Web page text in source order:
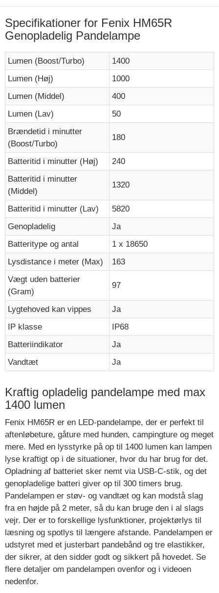
Specifikationer for Fenix HM65R
Genopladelig Pandelampe
Lumen (Boost/Turbo)
1400
Lumen (Høj)
1000
Lumen (Middel)
400
Lumen (Lav)
50
Brændetid i minutter
(Boost/Turbo)
180
Batteritid i minutter (Høj)
240
Batteritid i minutter
(Middel)
1320
Batteritid i minutter (Lav)
5820
Genopladelig
Ja
Batteritype og antal
1 x 18650
Lysdistance i meter (Max)
163
Vægt uden batterier
(Gram)
97
Lygtehoved kan vippes
Ja
IP klasse
IP68
Batteriindikator
Ja
Vandtæt
Ja
Kraftig opladelig pandelampe med max
1400 lumen
Fenix HM65R er en LED-pandelampe, der er perfekt til
aftenløbeture, gåture med hunden, campingture og meget
mere. Med en lysstyrke på op til 1400 lumen kan lampen
lyse kraftigt op i de situationer, hvor du har brug for det.
Opladning af batteriet sker nemt via USB-C-stik, og det
genopladelige batteri giver op til 300 timers brug.
Pandelampen er støv- og vandtæt og kan modstå slag
fra en højde på 2 meter, så du kan bruge den i al slags
vejr. Der er to forskellige lysfunktioner, projektørlys til
læsning og spotlys til længere afstande. Pandelampen er
udstyret med et justerbart pandebånd og tre elastikker,
der sikrer, at den sidder godt og sikkert på hovedet. Se
flere detaljer om pandelampen ovenfor og i videoen
nedenfor.